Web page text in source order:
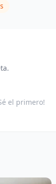
el primero!